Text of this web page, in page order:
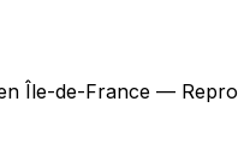
Île-de-France —